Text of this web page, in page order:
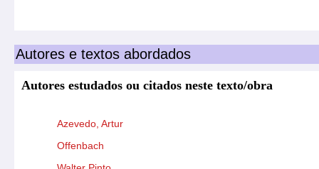
Autores e textos abordados
Autores estudados ou citados neste texto/obra
Azevedo, Artur
Offenbach